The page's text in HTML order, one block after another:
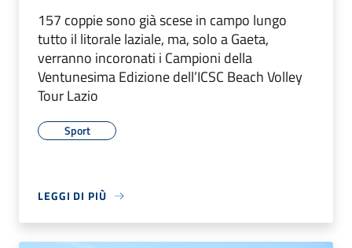
157 coppie sono già scese in campo lungo
tutto il litorale laziale, ma, solo a Gaeta,
verranno incoronati i Campioni della
Ventunesima Edizione dell’ICSC Beach Volley
Tour Lazio
Sport
LEGGI DI PIÙ